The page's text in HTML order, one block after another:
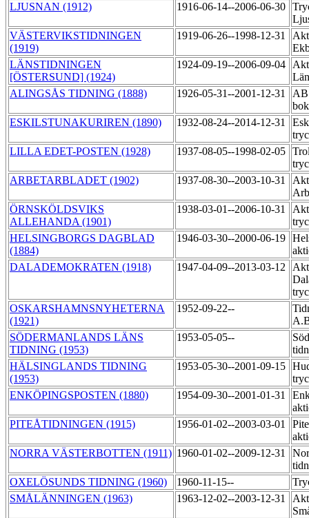
LJUSNAN (1912)
1916-06-14--2006-06-30
VÄSTERVIKSTIDNINGEN
(1919)
1919-06-26--1998-12-31
LÄNSTIDNINGEN
[ÖSTERSUND] (1924)
1924-09-19--2006-09-04
ALINGSÅS TIDNING (1888)
1926-05-31--2001-12-31
AB
ESKILSTUNAKURIREN (1890)
1932-08-24--2014-12-31
LILLA EDET-POSTEN (1928)
1937-08-05--1998-02-05
ARBETARBLADET (1902)
1937-08-30--2003-10-31
ÖRNSKÖLDSVIKS
ALLEHANDA (1901)
1938-03-01--2006-10-31
HELSINGBORGS DAGBLAD
(1884)
1946-03-30--2000-06-19
DALADEMOKRATEN (1918)
1947-04-09--2013-03-12
OSKARSHAMNSNYHETERNA
(1921)
1952-09-22--
SÖDERMANLANDS LÄNS
TIDNING (1953)
1953-05-05--
HÄLSINGLANDS TIDNING
(1953)
1953-05-30--2001-09-15
ENKÖPINGSPOSTEN (1880)
1954-09-30--2001-01-31
PITEÅTIDNINGEN (1915)
1956-01-02--2003-03-01
NORRA VÄSTERBOTTEN (1911) 1960-01-02--2009-12-31
OXELÖSUNDS TIDNING (1960)
1960-11-15--
SMÅLÄNNINGEN (1963)
1963-12-02--2003-12-31